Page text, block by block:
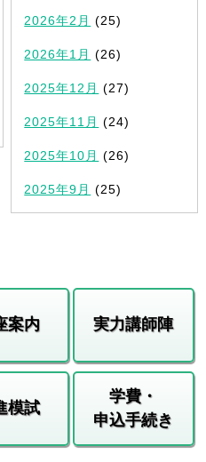
2026年2月 (25)
2026年1月 (26)
2025年12月 (27)
2025年11月 (24)
2025年10月 (26)
2025年9月 (25)
案内 実力講師陣
模試
学費・
申込手続き